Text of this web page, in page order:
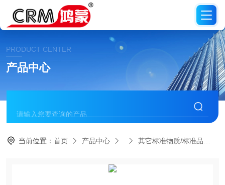
PRODUCT CENTER
产品中心
当前位置：首页 产品中心 其它标准物质/标准品